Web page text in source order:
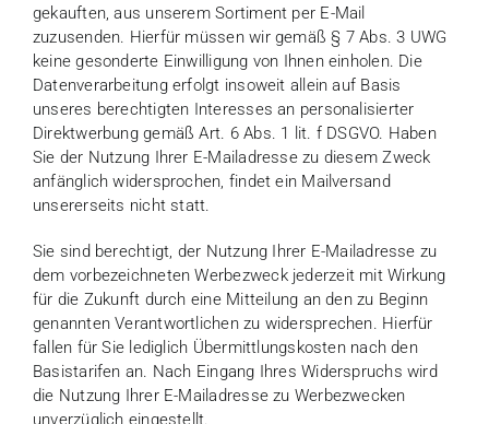
gekauften, aus unserem Sortiment per E-Mail
zuzusenden. Hierfür müssen wir gemäß § 7 Abs. 3 UWG
keine gesonderte Einwilligung von Ihnen einholen. Die
Datenverarbeitung erfolgt insoweit allein auf Basis
unseres berechtigten Interesses an personalisierter
Direktwerbung gemäß Art. 6 Abs. 1 lit. f DSGVO. Haben
Sie der Nutzung Ihrer E-Mailadresse zu diesem Zweck
anfänglich widersprochen, findet ein Mailversand
unsererseits nicht statt.
Sie sind berechtigt, der Nutzung Ihrer E-Mailadresse zu
dem vorbezeichneten Werbezweck jederzeit mit Wirkung
für die Zukunft durch eine Mitteilung an den zu Beginn
genannten Verantwortlichen zu widersprechen. Hierfür
fallen für Sie lediglich Übermittlungskosten nach den
Basistarifen an. Nach Eingang Ihres Widerspruchs wird
die Nutzung Ihrer E-Mailadresse zu Werbezwecken
unverzüglich eingestellt.